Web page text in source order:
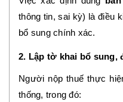
thông tin, sai kỳ) là điều
bổ sung chính xác.
2. Lập tờ khai bổ sung,
Người nộp thuế thực
thống, trong đó: